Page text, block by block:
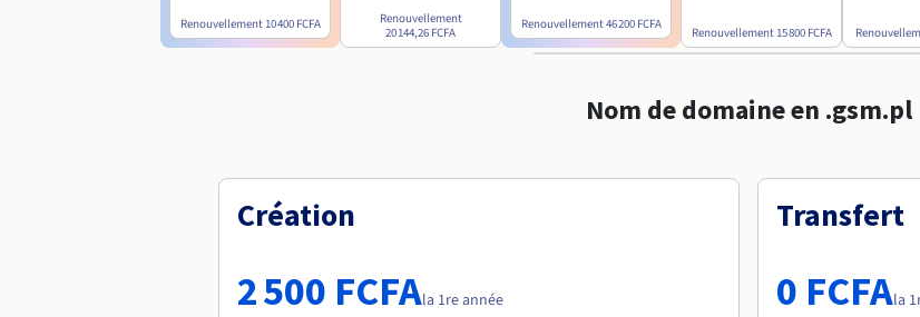
Renouvellement 10 400 FCFA
Renouvellement
20 144,26 FCFA
Renouvellement46 200 FCFA
Renouvellement 15 800 FCFA
Nom de domaine en .gsm.pl
Création
2 500 FCFAla 1re année
Transfert
0 FCFAla